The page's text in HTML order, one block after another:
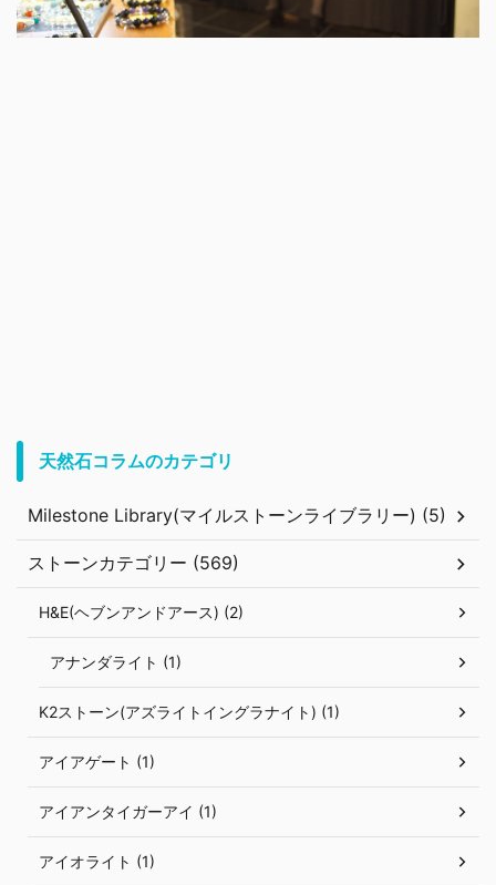
天然石コラムのカテゴリ
Milestone Library(マイルストーンライブラリー) (5)
ストーンカテゴリー (569)
H&E(ヘブンアンドアース) (2)
アナンダライト (1)
K2ストーン(アズライトイングラナイト) (1)
アイアゲート (1)
アイアンタイガーアイ (1)
アイオライト (1)